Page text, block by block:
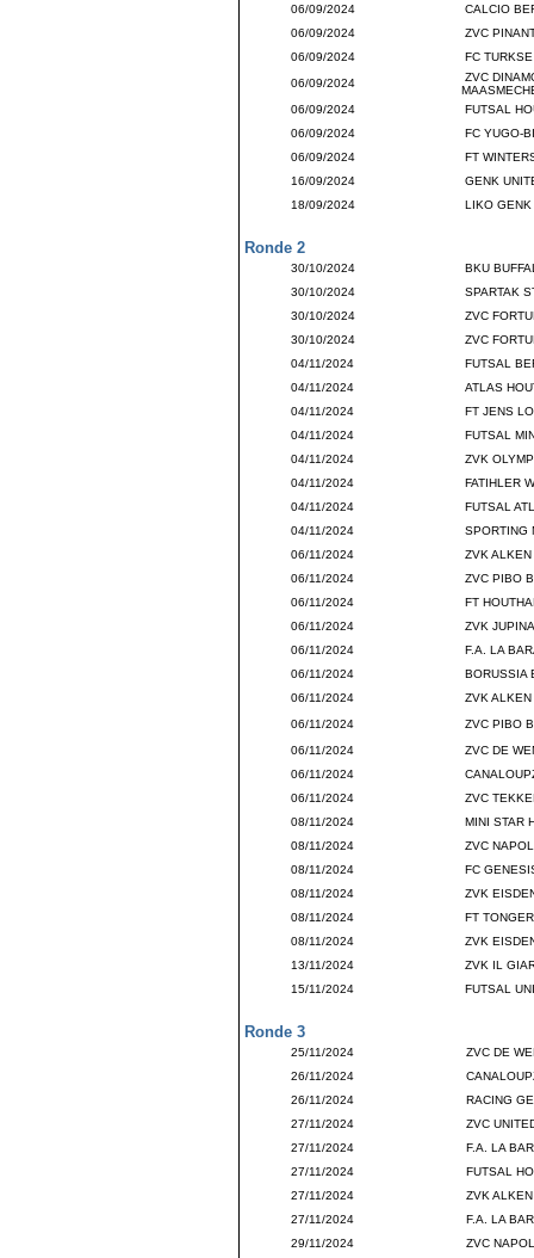
06/09/2024
CALCIO
06/09/2024
ZVC
06/09/2024
FC
06/09/2024
ZVC
06/09/2024
FUTSAL
06/09/2024
FC YUGO-
06/09/2024
FT
16/09/2024
GENK
18/09/2024
LIKO GENK
Ronde 2
30/10/2024
BKU
30/10/2024
SPARTAK
30/10/2024
ZVC
30/10/2024
ZVC
04/11/2024
FUTSAL
04/11/2024
ATLAS
04/11/2024
FT JENS
04/11/2024
FUTSAL
04/11/2024
ZVK
04/11/2024
FATIHLER
04/11/2024
FUTSAL
04/11/2024
SPORTING
06/11/2024
ZVK ALKEN
06/11/2024
ZVC PIBO
06/11/2024
FT
06/11/2024
ZVK
06/11/2024
F.A. LA
06/11/2024
BORUSSIA
06/11/2024
ZVK ALKEN
06/11/2024
ZVC PIBO
06/11/2024
ZVC DE
06/11/2024
06/11/2024
ZVC
08/11/2024
MINI STAR
08/11/2024
ZVC
08/11/2024
FC
08/11/2024
ZVK
08/11/2024
FT
08/11/2024
ZVK
13/11/2024
ZVK IL
15/11/2024
FUTSAL
Ronde 3
25/11/2024
ZVC DE
26/11/2024
26/11/2024
RACING
27/11/2024
ZVC
27/11/2024
F.A. LA
27/11/2024
FUTSAL
27/11/2024
ZVK
27/11/2024
F.A. LA
29/11/2024
ZVC